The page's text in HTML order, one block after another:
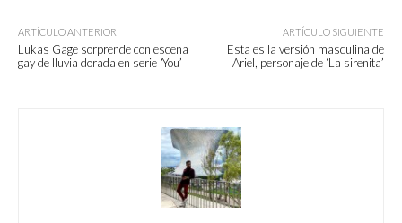
ARTÍCULO ANTERIOR
Lukas Gage sorprende con escena
gay de lluvia dorada en serie ‘You’
ARTÍCULO SIGUIENTE
Esta es la versión masculina de
Ariel, personaje de ‘La sirenita’